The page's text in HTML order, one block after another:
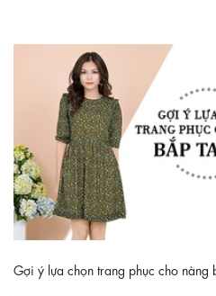
Gợi ý lựa chọn trang phục cho nàng